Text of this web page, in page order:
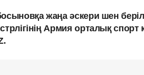
жаңа әскери шен
Армия орталық спорт